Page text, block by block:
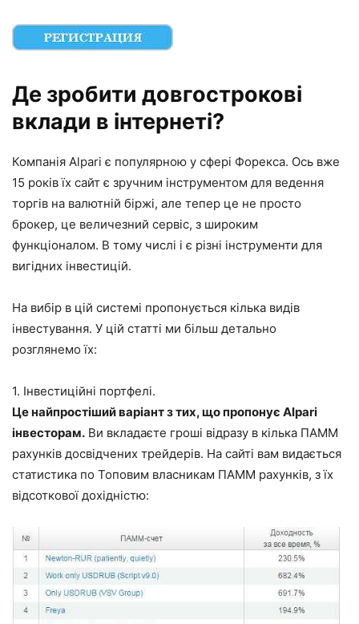
Де зробити довгострокові
вклади в інтернеті?
Компанія Alpari є популярною у сфері Форекса. Ось вже
15 років їх сайт є зручним інструментом для ведення
торгів на валютній біржі, але тепер це не просто
брокер, це величезний сервіс, з широким
функціоналом. В тому числі і є різні інструменти для
вигідних інвестицій.
На вибір в цій системі пропонується кілька видів
інвестування. У цій статті ми більш детально
розглянемо їх:
1. Інвестиційні портфелі.
Це найпростіший варіант з тих, що пропонує Alpari
інвесторам. Ви вкладаєте гроші відразу в кілька ПАММ
рахунків досвідчених трейдерів. На сайті вам видається
статистика по Топовим власникам ПАММ рахунків, з їх
відсоткової дохідністю: